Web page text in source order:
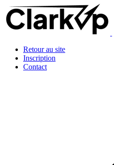
Retour au site
Inscription
Contact